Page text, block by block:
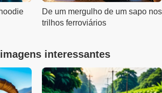
De um mergulho de um sapo nos
trilhos ferroviários
interessantes